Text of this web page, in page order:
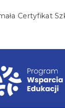
Certyfikat